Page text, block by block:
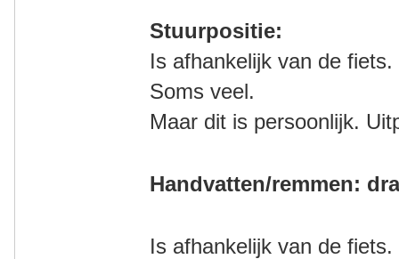
Stuurpositie:
Is afhankelijk van de
Soms veel.
Maar dit is persoonlijk.
Handvatten/remmen:
Is afhankelijk van de